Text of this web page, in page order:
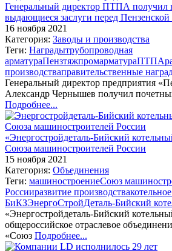
Генеральный директор ПТПА получил
выдающиеся заслуги перед Пензенской
16 ноября 2021
Категория: Заводы и производства
Теги: Наградытрубопроводная
арматураПензтяжпромарматураПТПА
производстваправительственные
Генеральный директор предприятия
Александр Чернышев получил
Подробнее...
«Энергостройдеталь-Бийский
Союза машиностроителей России
15 ноября 2021
Категория: Объединения
Теги: машиностроениеСоюз
Россииразвитие производства
БиКЗЭнергоСтройДеталь-Бийский
«Энергостройдеталь-Бийский
общероссийское отраслевое
«Союз Подробнее...